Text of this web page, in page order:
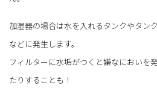
加湿器の場合は水を入れるタンクやタン
などに発生します。
フィルターに水垢がつくと嫌なにおいを
たりすることも！